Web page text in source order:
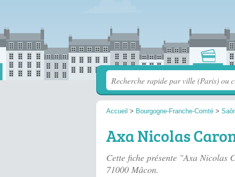
Accueil > Bourgogne-Franche-Comté >
Axa Nicolas
Cette fiche présente "Axa Nicolas
71000 Mâcon.